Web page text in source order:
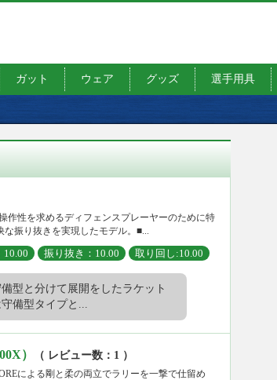
ガット ウェア グッズ 選手用具
作性を求めるディフェンスプレーヤーのために特
振り抜きを実現したモデル。■...
10.00 振り抜き：10.00 取り回し:10.00
型と分けて展開をしたラケット
備型タイプと...
） （ レビュー数：1 ）
による剛と柔の両立でラリーを一撃で仕留め